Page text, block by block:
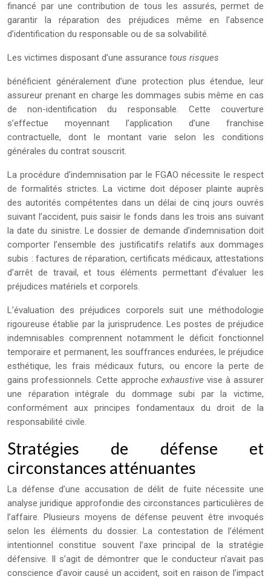
financé par une contribution de tous les assurés, permet de
garantir la réparation des préjudices même en l’absence
d’identification du responsable ou de sa solvabilité.
Les victimes disposant d’une assurance tous risques
bénéficient généralement d’une protection plus étendue, leur
assureur prenant en charge les dommages subis même en cas
de non-identification du responsable. Cette couverture
s’effectue moyennant l’application d’une franchise
contractuelle, dont le montant varie selon les conditions
générales du contrat souscrit.
La procédure d’indemnisation par le FGAO nécessite le respect
de formalités strictes. La victime doit déposer plainte auprès
des autorités compétentes dans un délai de cinq jours ouvrés
suivant l’accident, puis saisir le fonds dans les trois ans suivant
la date du sinistre. Le dossier de demande d’indemnisation doit
comporter l’ensemble des justificatifs relatifs aux dommages
subis : factures de réparation, certificats médicaux, attestations
d’arrêt de travail, et tous éléments permettant d’évaluer les
préjudices matériels et corporels.
L’évaluation des préjudices corporels suit une méthodologie
rigoureuse établie par la jurisprudence. Les postes de préjudice
indemnisables comprennent notamment le déficit fonctionnel
temporaire et permanent, les souffrances endurées, le préjudice
esthétique, les frais médicaux futurs, ou encore la perte de
gains professionnels. Cette approcheexhaustive vise à assurer
une réparation intégrale du dommage subi par la victime,
conformément aux principes fondamentaux du droit de la
responsabilité civile.
Stratégies de défense et
circonstances atténuantes
La défense d’une accusation de délit de fuite nécessite une
analyse juridique approfondie des circonstances particulières de
l’affaire. Plusieurs moyens de défense peuvent être invoqués
selon les éléments du dossier. La contestation de l’élément
intentionnel constitue souvent l’axe principal de la stratégie
défensive. Il s’agit de démontrer que le conducteur n’avait pas
conscience d’avoir causé un accident, soit en raison de l’impact